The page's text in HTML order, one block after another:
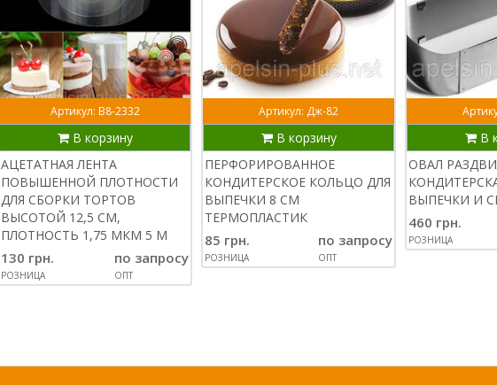
Артикул: В8-2332
В корзину
АЦЕТАТНАЯ ЛЕНТА
ПОВЫШЕННОЙ ПЛОТНОСТИ
ДЛЯ СБОРКИ ТОРТОВ
ВЫСОТОЙ 12,5 СМ,
ПЛОТНОСТЬ 1,75 МКМ 5 М
130 грн.
РОЗНИЦА
по запросу
ОПТ
Артикул: Дж-82
В корзину
ПЕРФОРИРОВАННОЕ
КОНДИТЕРСКОЕ КОЛЬЦО ДЛЯ
ВЫПЕЧКИ 8 СМ
ТЕРМОПЛАСТИК
85 грн.
РОЗНИЦА
по запросу
ОПТ
В
ОВАЛ
ВЫПЕЧКИ И
460 грн.
РОЗНИЦА